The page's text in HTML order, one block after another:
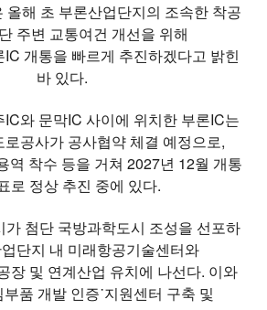
올해 초 부론산업단지의 조속한 착공
주변 교통여건 개선을 위해
개통을 빠르게 추진하겠다고 밝힌
바 있다.
와 문막IC 사이에 위치한 부론IC는
공사가 공사협약 체결 예정으로,
역 착수 등을 거쳐 2027년 12월 개통
로 정상 추진 중에 있다.
가 첨단 국방과학도시 조성을 선포하
단지 내 미래항공기술센터와
장 및 연계산업 유치에 나선다. 이와
품 개발 인증˙지원센터 구축 및